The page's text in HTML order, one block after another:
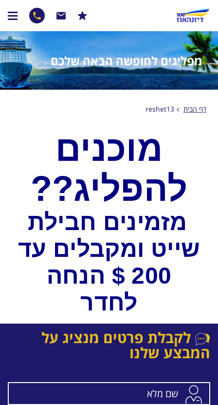
מפליגים לחופשה הבאה שלכם
דף הבית reshet13
מוכנים
להפליג??
מזמינים חבילת
שייט ומקבלים עד
200 $ הנחה
לחדר
לקבלת פרטים מנציג על
המבצע שלנו